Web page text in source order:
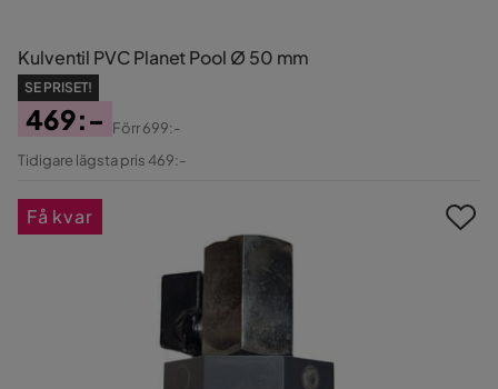
Kulventil PVC Planet Pool Ø 50 mm
SE PRISET!
Pris
469:-
Original
Förr699:-
Tidigare lägsta pris 469:-
Få kvar